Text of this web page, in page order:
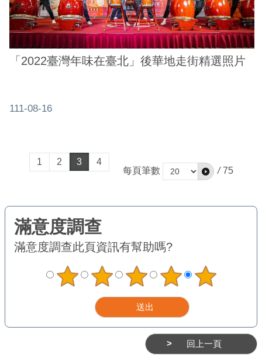
「2022臺灣年味在臺北」後華地走街精選照片
111-08-16
1 2 3
4
每頁筆數
/ 75
滿意度調查此頁資訊有幫助嗎?
回上一頁